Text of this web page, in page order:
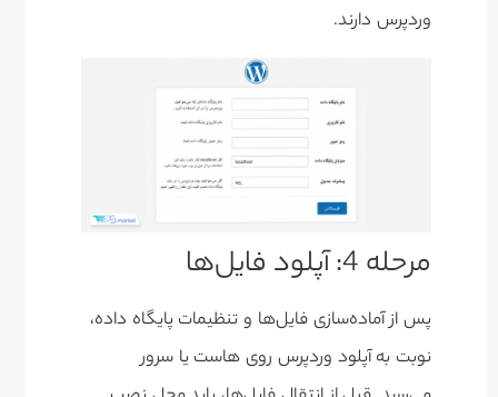
وردپرس دارند.
مرحله 4: آپلود فایل‌ها
پس از آماده‌سازی فایل‌ها و تنظیمات پایگاه داده،
نوبت به آپلود وردپرس روی هاست یا سرور